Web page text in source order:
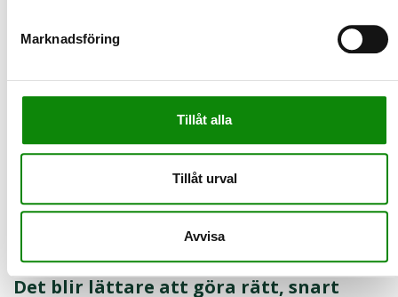
Marknadsföring
Tillåt alla
Tillåt urval
Avvisa
tema är osynligt e-avfall, d.v.s. osynlig elekronik.
Internationella matsvinnsdagen
Idag är det den Internationella matsvinnsdagen och
Livsmedelsverket har släppt en rapport med detaljerad inblick i
LÄS MER
2023-09-26
Det blir lättare att göra rätt, snart